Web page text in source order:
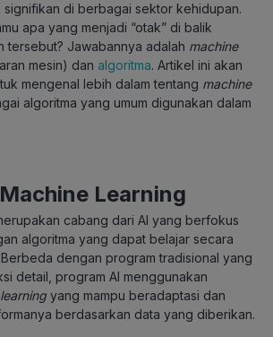
signifikan di berbagai sektor kehidupan.
apa yang menjadi “otak” di balik
tersebut? Jawabannya adalah machine
mesin) dan algoritma. Artikel ini akan
mengenal lebih dalam tentang machine
algoritma yang umum digunakan dalam
Learning
cabang dari AI yang berfokus
algoritma yang dapat belajar secara
dengan program tradisional yang
detail, program AI menggunakan
yang mampu beradaptasi dan
berdasarkan data yang diberikan.